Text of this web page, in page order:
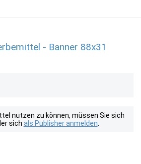
- Banner 88x31
nutzen zu können, müssen Sie sich
sich als Publisher anmelden